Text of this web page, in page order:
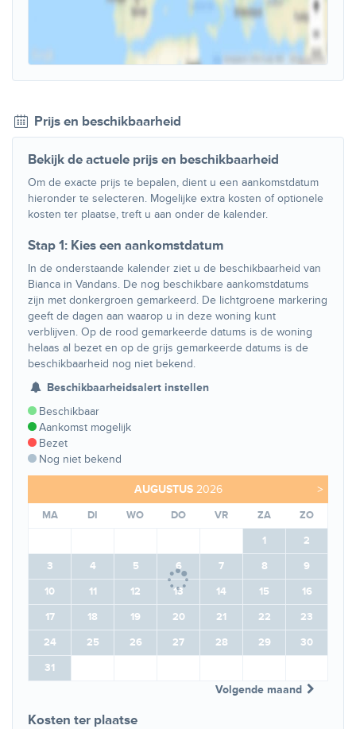
Prijs en beschikbaarheid
Bekijk de actuele prijs en beschikbaarheid
Om de exacte prijs te bepalen, dient u een aankomstdatum
hieronder te selecteren. Mogelijke extra kosten of optionele
kosten ter plaatse, treft u aan onder de kalender.
Stap 1: Kies een aankomstdatum
In de onderstaande kalender ziet u de beschikbaarheid van
Bianca in Vandans. De nog beschikbare aankomstdatums
zijn met donkergroen gemarkeerd. De lichtgroene markering
geeft de dagen aan waarop u in deze woning kunt
verblijven. Op de rood gemarkeerde datums is de woning
helaas al bezet en op de grijs gemarkeerde datums is de
beschikbaarheid nog niet bekend.
Beschikbaarheidsalert instellen
Beschikbaar
Aankomst mogelijk
Bezet
Nog niet bekend
>
AUGUSTUS 2026
MA DI WO DO VR ZA
ZO
1
2
3
4 5 6 7 8
9
10
11 12 13 14 15
16
17
18 19 20 21 22
23
24
25 26 27 28 29
30
31
Volgende maand
Kosten ter plaatse